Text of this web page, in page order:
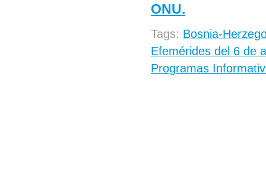
ONU.
Tags: Bosnia-
Efemérides del 6 de
Programas